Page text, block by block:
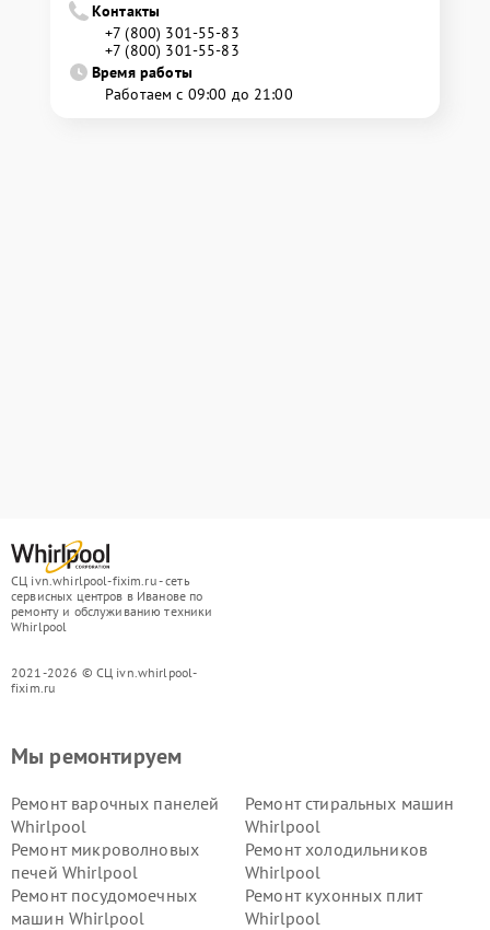
Контакты
+7 (800) 301-55-83
+7 (800) 301-55-83
Время работы
Работаем с 09:00 до 21:00
СЦ ivn.whirlpool-fixim.ru - сеть
сервисных центров в Иванове по
ремонту и обслуживанию техники
Whirlpool
2021-2026 © СЦ ivn.whirlpool-
fixim.ru
Мы ремонтируем
Ремонт варочных панелей
Whirlpool
Ремонт стиральных машин
Whirlpool
Ремонт микроволновых
печей Whirlpool
Ремонт холодильников
Whirlpool
Ремонт посудомоечных
машин Whirlpool
Ремонт кухонных плит
Whirlpool